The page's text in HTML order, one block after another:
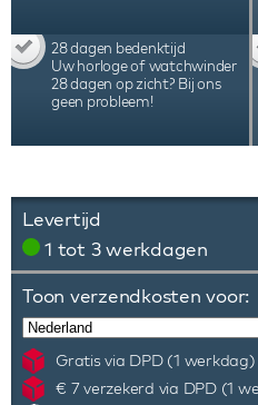
28 dagen bedenktijd
Uw horloge of watchwinder
28 dagen op zicht? Bij ons
geen probleem!
Levertijd
1 tot 3 werkdagen
Toon verzendkosten voor:
Gratis via DPD (1 werkdag)
€ 7 verzekerd via DPD (1